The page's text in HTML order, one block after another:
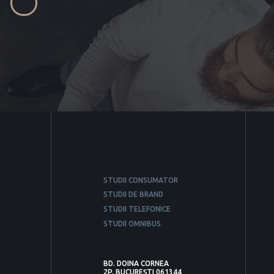
STUDII CONSUMATOR
STUDII DE BRAND
STUDII TELEFONICE
STUDII OMNIBUS
BD. DOINA CORNEA
2P, BUCUREȘTI 061344